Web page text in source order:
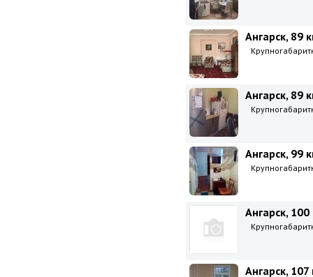
Ангарск, 89
Ангарск, 89
Ангарск, 99
Ангарск,
Ангарск,